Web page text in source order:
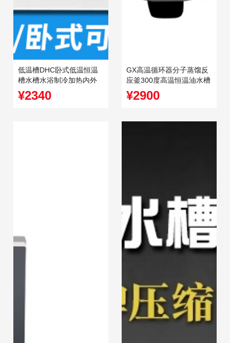
低温槽DHC卧式低温恒温
槽水槽水浴制冷加热内外
循环泵反应浴
¥2340
GX高温循环器分子蒸馏反
应釜300度高温恒温油水槽
水浴箱
¥2900